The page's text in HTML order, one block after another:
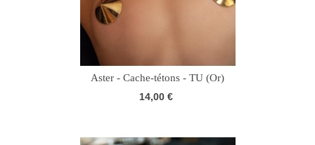
Aster - Cache-tétons - TU (Or)
14,00 €